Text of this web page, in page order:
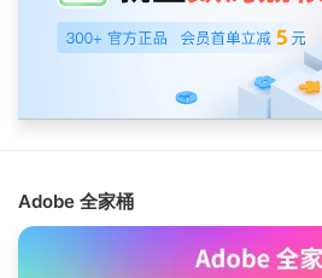
Adobe 全家桶